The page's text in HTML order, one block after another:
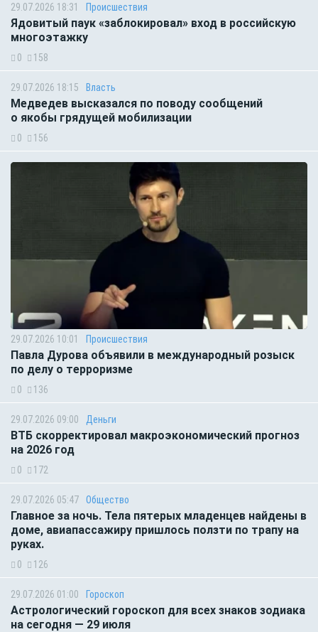
29.07.2026 18:31 Происшествия
Ядовитый паук «заблокировал» вход в российскую
многоэтажку
0 158
29.07.2026 18:15 Власть
Медведев высказался по поводу сообщений
о якобы грядущей мобилизации
0 156
29.07.2026 10:01 Происшествия
Павла Дурова объявили в международный розыск
по делу о терроризме
0 136
29.07.2026 09:00 Деньги
ВТБ скорректировал макроэкономический прогноз
на 2026 год
0 172
29.07.2026 05:47 Общество
Главное за ночь. Тела пятерых младенцев найдены в
доме, авиапассажиру пришлось ползти по трапу на
руках.
0 126
29.07.2026 01:00 Гороскоп
Астрологический гороскоп для всех знаков зодиака
на сегодня — 29 июля